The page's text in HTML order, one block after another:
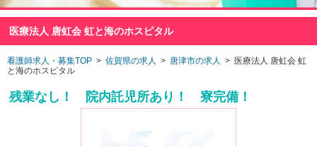
医療法人 唐虹会 虹と海のホスピタル
看護師求人・募集TOP > 佐賀県の求人 > 唐津市の求人 > 医療法人 唐虹会 虹
と海のホスピタル
残業なし！ 院内託児所あり！ 寮完備！